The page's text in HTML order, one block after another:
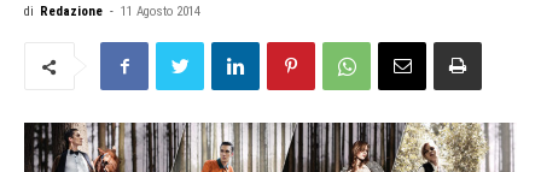
di Redazione - 11 Agosto 2014